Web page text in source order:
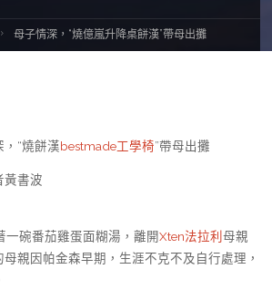
母子情深，“燒億嵐升降桌餅漢”帶母出攤
“燒餅漢bestmade工學椅”帶母出攤
書波
碗番茄雞蛋面糊湯，離開Xten法拉利母親
親因帕金森早期，生涯不克不及自行處理，